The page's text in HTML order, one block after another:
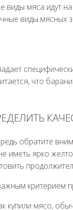
виды мяса идут
виды мясных
что
обратите
иметь ярко
критерием
купили мясо,